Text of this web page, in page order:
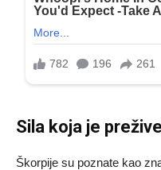
Sila koja je
Škorpije su poznate kao